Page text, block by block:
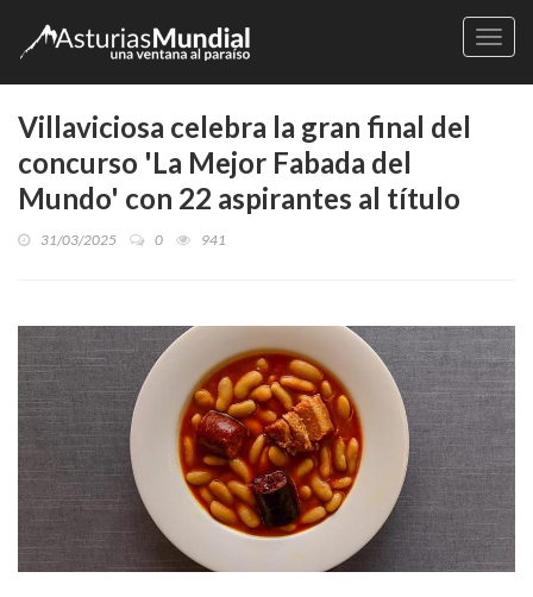
Villaviciosa celebra la gran final del
concurso 'La Mejor Fabada del
Mundo' con 22 aspirantes al título
31/03/2025 0 941